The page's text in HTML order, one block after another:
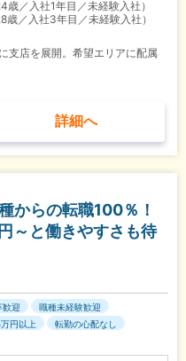
／入社1年目／未経験入社）
／入社3年目／未経験入社）
支店を展開。希望エリアに配属
詳細へ
からの転職100％！
～と働きやすさも待
歓迎
職種未経験歓迎
円以上 転勤の心配なし